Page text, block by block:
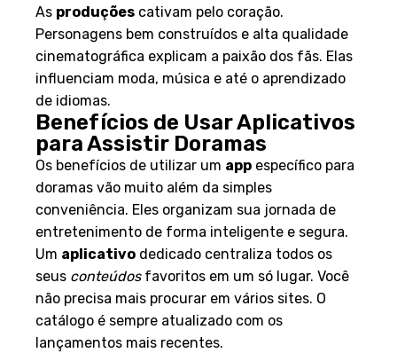
As produções cativam pelo coração.
Personagens bem construídos e alta qualidade
cinematográfica explicam a paixão dos fãs. Elas
influenciam moda, música e até o aprendizado
de idiomas.
Benefícios de Usar Aplicativos
para Assistir Doramas
Os benefícios de utilizar um app específico para
doramas vão muito além da simples
conveniência. Eles organizam sua jornada de
entretenimento de forma inteligente e segura.
Um aplicativo dedicado centraliza todos os
seus conteúdosfavoritos em um só lugar. Você
não precisa mais procurar em vários sites. O
catálogo é sempre atualizado com os
lançamentos mais recentes.